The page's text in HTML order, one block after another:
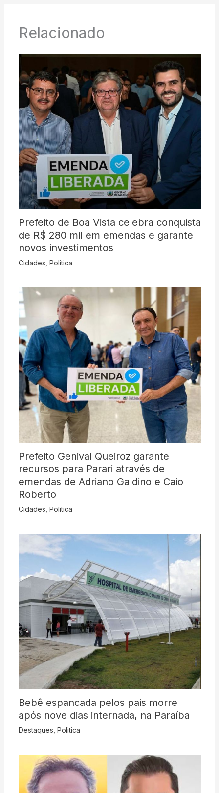
Relacionado
Prefeito de Boa Vista celebra conquista
de R$ 280 mil em emendas e garante
novos investimentos
Cidades Politica
Prefeito Genival Queiroz garante
recursos para Parari através de
emendas de Adriano Galdino e Caio
Roberto
Cidades Politica
Bebê espancada pelos pais morre
após nove dias internada, na Paraíba
Destaques Politica